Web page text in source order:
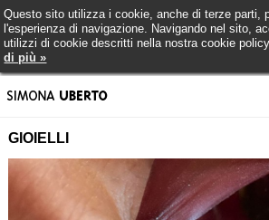
Questo sito utilizza i cookie, anche di terze parti,
l'esperienza di navigazione. Navigando nel sito,
utilizzi di cookie descritti nella nostra cookie
di più »
GIOIELLI